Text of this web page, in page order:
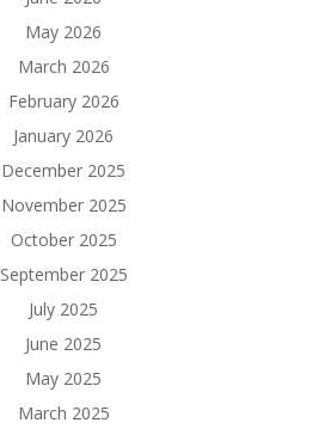
May 2026
March 2026
February 2026
January 2026
December 2025
November 2025
October 2025
September 2025
July 2025
June 2025
May 2025
March 2025